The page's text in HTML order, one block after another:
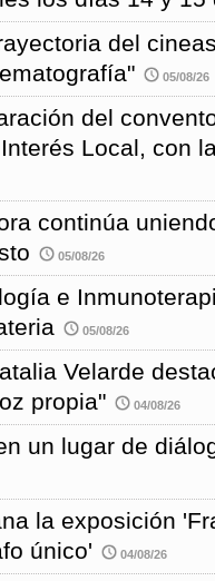
del
05/08/26
del
Local, con
continúa
05/08/26
e
05/08/26
Velarde
propia"
04/08/26
un lugar de
la exposición
único'
04/08/26